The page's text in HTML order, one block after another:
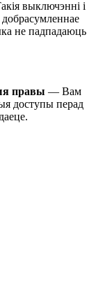
выключэнні і
не падпадаюць
правы — Вам
доступы перад